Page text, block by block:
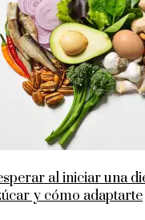
al iniciar una
y cómo adaptarte